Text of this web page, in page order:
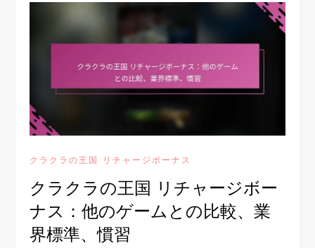
クラクラの王国 リチャージボーナス
クラクラの王国 リチャージボー
ナス：他のゲームとの比較、業
界標準、慣習